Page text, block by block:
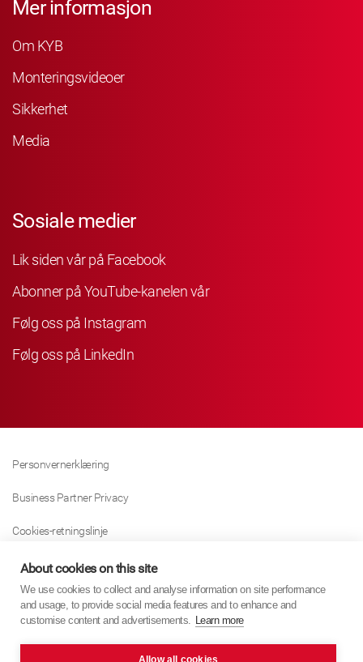
Mer informasjon
Om KYB
Monteringsvideoer
Sikkerhet
Media
Sosiale medier
Lik siden vår på Facebook
Abonner på YouTube-kanelen vår
Følg oss på Instagram
Følg oss på LinkedIn
Personvernerklæring
Business Partner Privacy
Cookies-retningslinje
Modern Slavery Act Policy
Tax Strategy
About cookies on this site
We use cookies to collect and analyse information on site performance
and usage, to provide social media features and to enhance and
customise content and advertisements. Learn more
Allow all cookies